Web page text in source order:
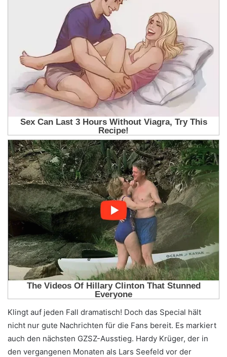
Klingt auf jeden Fall dramatisch! Doch das Special hält
nicht nur gute Nachrichten für die Fans bereit. Es markiert
auch den nächsten GZSZ-Ausstieg. Hardy Krüger, der in
den vergangenen Monaten als Lars Seefeld vor der